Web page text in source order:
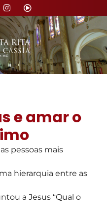
e amar o
pessoas mais
hierarquia entre as
a Jesus “Qual o